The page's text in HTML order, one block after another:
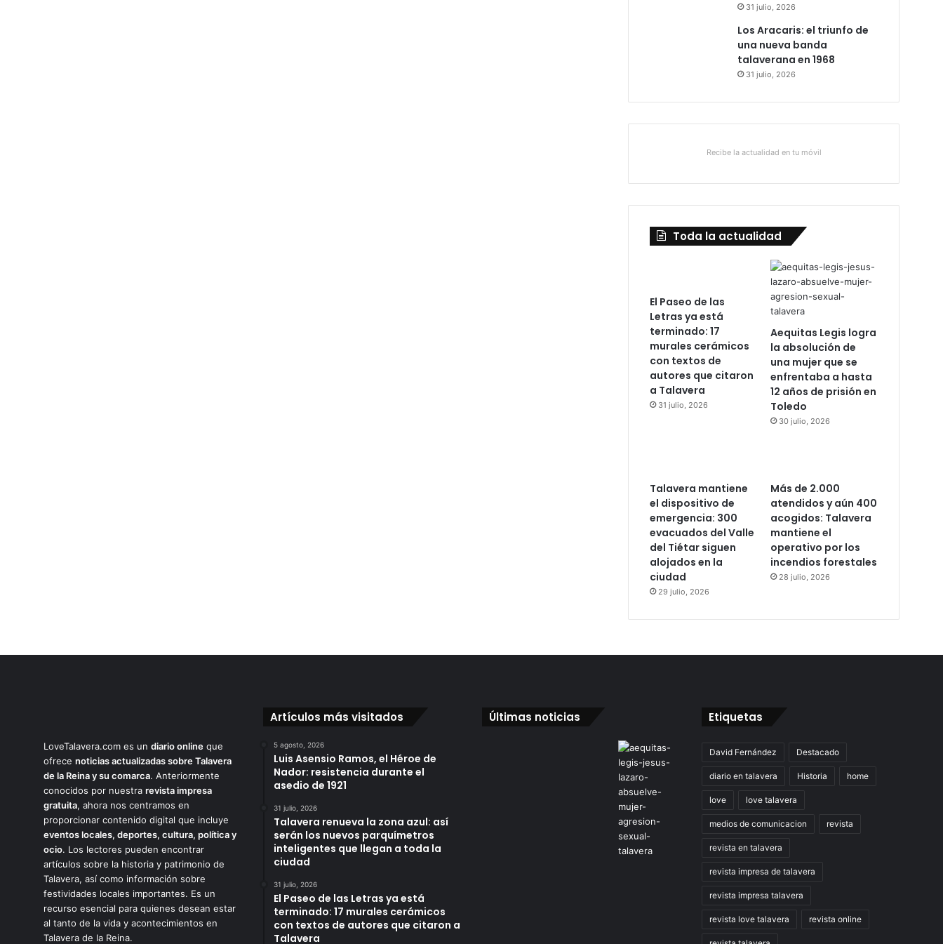
31 julio, 2026
Los Aracaris: el triunfo de
una nueva banda
talaverana en 1968
31 julio, 2026
Recibe la actualidad en tu móvil
Toda la actualidad
El Paseo de las
Letras ya está
terminado: 17
murales cerámicos
con textos de
autores que citaron
a Talavera
31 julio, 2026
Aequitas Legis logra
la absolución de
una mujer que se
enfrentaba a hasta
12 años de prisión en
Toledo
30 julio, 2026
Talavera mantiene
el dispositivo de
emergencia: 300
evacuados del Valle
del Tiétar siguen
alojados en la
ciudad
29 julio, 2026
Más de 2.000
atendidos y aún 400
acogidos: Talavera
mantiene el
operativo por los
incendios forestales
28 julio, 2026
LoveTalavera.com es un diario online que
ofrece noticias actualizadas sobre Talavera
de la Reina y su comarca. Anteriormente
conocidos por nuestra revista impresa
gratuita, ahora nos centramos en
proporcionar contenido digital que incluye
eventos locales, deportes, cultura, política y
ocio. Los lectores pueden encontrar
artículos sobre la historia y patrimonio de
Talavera, así como información sobre
festividades locales importantes. Es un
recurso esencial para quienes desean estar
al tanto de la vida y acontecimientos en
Talavera de la Reina.
Artículos más visitados
5 agosto, 2026
Luis Asensio Ramos, el Héroe de
Nador: resistencia durante el
asedio de 1921
31 julio, 2026
Talavera renueva la zona azul: así
serán los nuevos parquímetros
inteligentes que llegan a toda la
ciudad
31 julio, 2026
El Paseo de las Letras ya está
terminado: 17 murales cerámicos
con textos de autores que citaron a
Talavera
Últimas noticias Etiquetas
David Fernández Destacado
diario en talavera Historia home
love love talavera
medios de comunicacion revista
revista en talavera
revista impresa de talavera
revista impresa talavera
revista love talavera revista online